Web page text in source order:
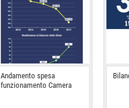
Andamento spesa
funzionamento Camera